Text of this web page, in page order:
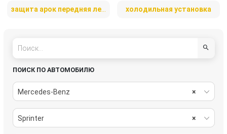
холодильная установка
ПОИСК ПО АВТОМОБИЛЮ
×
Mercedes-Benz
×
Sprinter